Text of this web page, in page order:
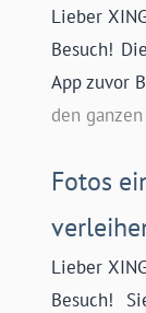
Lieber
Besuch!
App zuvor
den
Fotos
Lieber
Besuch!